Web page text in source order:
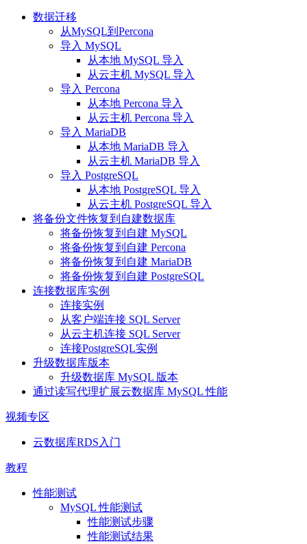
数据迁移
从MySQL到Percona
导入 MySQL
从本地 MySQL 导入
从云主机 MySQL 导入
导入 Percona
从本地 Percona 导入
从云主机 Percona 导入
导入 MariaDB
从本地 MariaDB 导入
从云主机 MariaDB 导入
导入 PostgreSQL
从本地 PostgreSQL 导入
从云主机 PostgreSQL 导入
将备份文件恢复到自建数据库
将备份恢复到自建 MySQL
将备份恢复到自建 Percona
将备份恢复到自建 MariaDB
将备份恢复到自建 PostgreSQL
连接数据库实例
连接实例
从客户端连接 SQL Server
从云主机连接 SQL Server
连接PostgreSQL实例
升级数据库版本
升级数据库 MySQL 版本
通过读写代理扩展云数据库 MySQL 性能
视频专区
云数据库RDS入门
教程
性能测试
MySQL 性能测试
性能测试步骤
性能测试结果